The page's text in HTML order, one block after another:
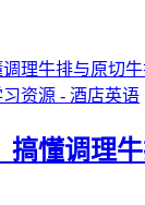
搞懂调理